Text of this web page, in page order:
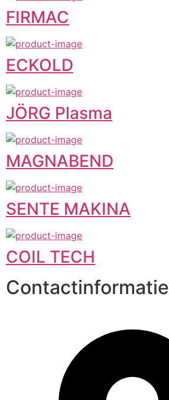
FIRMAC
ECKOLD
JÖRG Plasma
MAGNABEND
SENTE MAKINA
COIL TECH
Contactinformatie